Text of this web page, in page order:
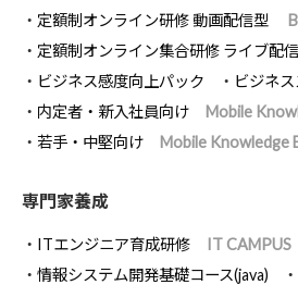
定額制オンライン研修 動画配信型
定額制オンライン集合研修 ライブ配
ビジネス感度向上パック
ビジネ
内定者・新入社員向け
Mobile
若手・中堅向け
Mobile Knowledge
専門家養成
ITエンジニア育成研修 IT CAMPUS
情報システム開発基礎コース(java)